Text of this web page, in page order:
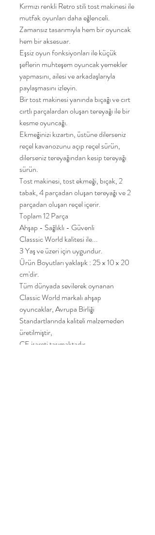
Kırmızı renkli Retro stili tost makinesi ile
mutfak oyunları daha eğlenceli.
Zamansız tasarımıyla hem bir oyuncak
hem bir aksesuar.
Eşsiz oyun fonksiyonları ile küçük
şeflerin muhteşem oyuncak yemekler
yapmasını, ailesi ve arkadaşlarıyla
paylaşmasını izleyin.
Bir tost makinesi yanında bıçağı ve cırt
cırtlı parçalardan oluşan tereyağı ile bir
kesme oyuncağı.
Ekmeğinizi kızartın, üstüne dilerseniz
reçel kavanozunu açıp reçel sürün,
dilerseniz tereyağından kesip tereyağı
sürün.
Tost makinesi, tost ekmeği, bıçak, 2
tabak, 4 parçadan oluşan tereyağı ve 2
parçadan oluşan reçel içerir.
Toplam 12 Parça
Ahşap - Sağlıklı - Güvenli
Classsic World kalitesi ile...
3 Yaş ve üzeri için uygundur.
Ürün Boyutları yaklaşık : 25 x 10 x 20
cm'dir.
Tüm dünyada sevilerek oynanan
Classic World markalı ahşap
oyuncaklar, Avrupa Birliği
Standartlarında kaliteli malzemeden
üretilmiştir,
CE işareti taşımaktadır,